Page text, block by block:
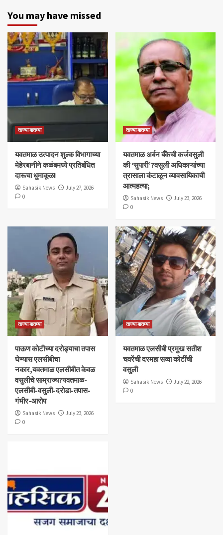
You may have missed
ताज्या बातम्या
यवतमाळ उत्पादन शुल्क विभागाच्या
मेहेरबानीने कळंबमध्ये प्रतिबंधित
दारूचा धुमाकूळ!
Sahasik News
July 27, 2026
0
ताज्या बातम्या
​यवतमाळ अर्बन बँकेची कर्जवसुली
की ‘सुपारी’?वसुली अधिकाऱ्यांच्या
त्रासाला कंटाळून व्यावसायिकाची
आत्महत्या;
Sahasik News
July 23, 2026
0
ताज्या बातम्या
पाऊण कोटीच्या दरोड्याचा तपास
घेण्यास एलसीबीचा
नकार,यवतमाळ एलसीबीत केवळ
वसुलीचे साम्राज्य?यवतमाळ-
एलसीबी-वसुली-दरोडा-तपास-
गंभीर-आरोप
Sahasik News
July 23, 2026
0
ताज्या बातम्या
यवतमाळ एलसीबी प्रमुख सतीश
चवरेंची दरमहा सव्वा कोटींची
वसुली
Sahasik News
July 22, 2026
0